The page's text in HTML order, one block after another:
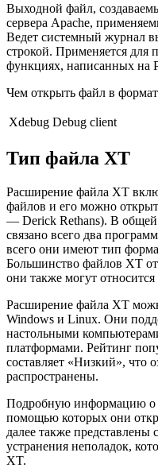
Выходной файл,
сервера Apache,
Ведет системный журнал
строкой. Применяется для
функциях, написанных на
Чем открыть файл в
Xdebug Debug client
Тип файла XT
Расширение файла XT
файлов и его можно
— Derick Rethans). В
связано всего два
всего они имеют тип
Большинство файлов XT
они также могут
Расширение файла XT
Windows и Linux. Они
настольными
платформами. Рейтинг
составляет «Низкий», что
распространены.
Подробную информацию о
помощью которых они
далее также представлены
устранения неполадок,
XT.